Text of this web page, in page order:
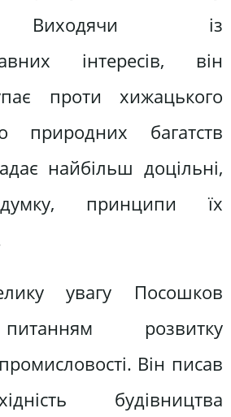
Виходячи із
інтересів, він
проти хижацького
природних багатств
найбільш доцільні,
принципи їх
увагу Посошков
розвитку
Він писав
будівництва